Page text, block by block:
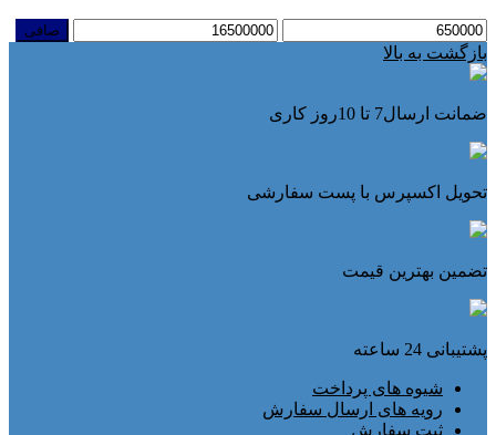
حداقل
قیمت
حداكثر
صافی
بازگشت به بالا
ضمانت ارسال7 تا 10روز کاری
تحویل اکسپرس با پست سفارشی
تضمین بهترین قیمت
پشتیبانی 24 ساعته
شیوه های پرداخت
رویه های ارسال سفارش
ثبت سفارش